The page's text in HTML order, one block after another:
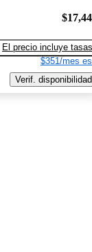
El precio incluye tasas
$351/mes
Verif. disponibilidad